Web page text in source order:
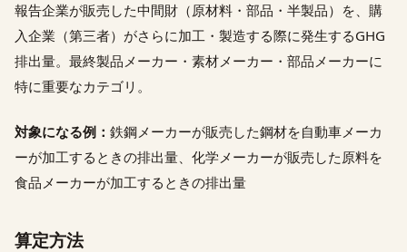
報告企業が販売した中間財（原材料・部品・半製品）を、購
入企業（第三者）がさらに加工・製造する際に発生するGHG
排出量。最終製品メーカー・素材メーカー・部品メーカーに
特に重要なカテゴリ。
対象になる例： 鉄鋼メーカーが販売した鋼材を自動車メーカ
ーが加工するときの排出量、化学メーカーが販売した原料を
食品メーカーが加工するときの排出量
算定方法